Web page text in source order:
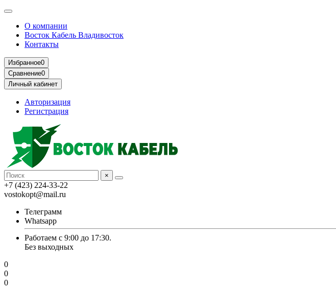
О компании
Восток Кабель Владивосток
Контакты
Избранное0
Сравнение0
Личный кабинет
Авторизация
Регистрация
×
+7 (423) 224-33-22
vostokopt@mail.ru
Телеграмм
Whatsapp
Работаем с 9:00 до 17:30.
Без выходных
0
0
0